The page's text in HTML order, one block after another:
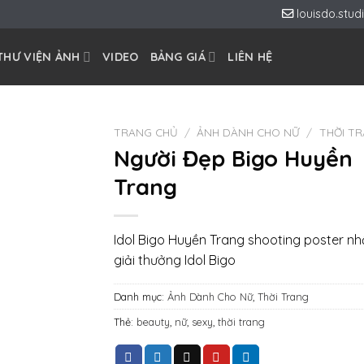
VIỆN ẢNH VIDEO BẢNG GIÁ LIÊN HỆ
TRANG CHỦ / ẢNH DÀNH CHO NỮ / THỜI
Người Đẹp Bigo Huyền
Trang
Idol Bigo Huyền Trang shooting poster
giải thưởng Idol Bigo
Danh mục:Ảnh Dành Cho Nữ,Thời Trang
Thẻ: beauty nữ, sexy ,thời trang